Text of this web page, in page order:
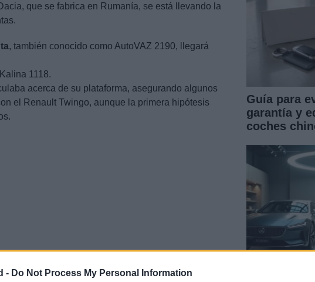
- Do Not Process My Personal Information
que se fabrica en Rumanía, se está llevando la
, también conocido como AutoVAZ 2190, llegará
1118.
acerca de su plataforma, asegurando algunos
el Renault Twingo, aunque la primera hipótesis
Guía para
garantía y
coches